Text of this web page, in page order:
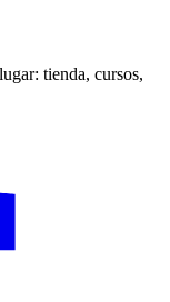
tienda, cursos,